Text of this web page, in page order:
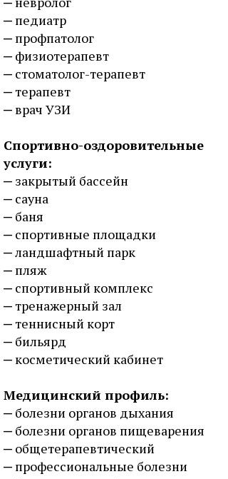
педиатр
профпатолог
физиотерапевт
стоматолог-терапевт
терапевт
врач УЗИ
Спортивно-оздоровительные
услуги:
закрытый бассейн
сауна
баня
спортивные площадки
ландшафтный парк
пляж
спортивный комплекс
тренажерный зал
теннисный корт
бильярд
косметический кабинет
Медицинский профиль:
болезни органов дыхания
болезни органов пищеварения
общетерапевтический
профессиональные болезни